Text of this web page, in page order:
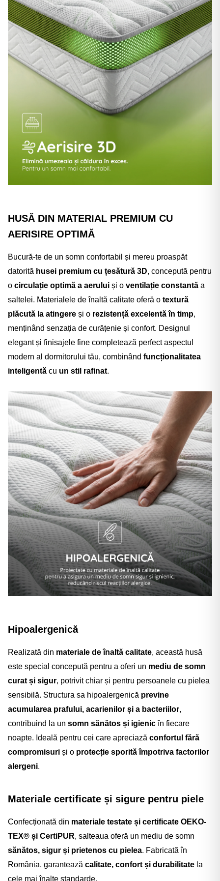
HUSĂ DIN MATERIAL PREMIUM CU
AERISIRE OPTIMĂ
Bucură-te de un somn confortabil și mereu proaspăt
datorită husei premium cu țesătură 3D, concepută pentru
o circulație optimă a aerului și o ventilație constantă a
saltelei. Materialele de înaltă calitate oferă o textură
plăcută la atingere și o rezistență excelentă în timp,
menținând senzația de curățenie și confort. Designul
elegant și finisajele fine completează perfect aspectul
modern al dormitorului tău, combinând funcționalitatea
inteligentă cu un stil rafinat.
Hipoalergenică
Realizată din materiale de înaltă calitate, această husă
este special concepută pentru a oferi un mediu de somn
curat și sigur, potrivit chiar și pentru persoanele cu pielea
sensibilă. Structura sa hipoalergenică previne
acumularea prafului, acarienilor și a bacteriilor,
contribuind la un somn sănătos și igienicîn fiecare
noapte. Ideală pentru cei care apreciază confortul fără
compromisuri și o protecție sporită împotriva factorilor
alergeni.
Materiale certificate și sigure pentru piele
Confecționată din materiale testate și certificate OEKO-
TEX® și CertiPUR, salteaua oferă un mediu de somn
sănătos, sigur și prietenos cu pielea. Fabricată în
România, garantează calitate, confort și durabilitate la
cele mai înalte standarde.